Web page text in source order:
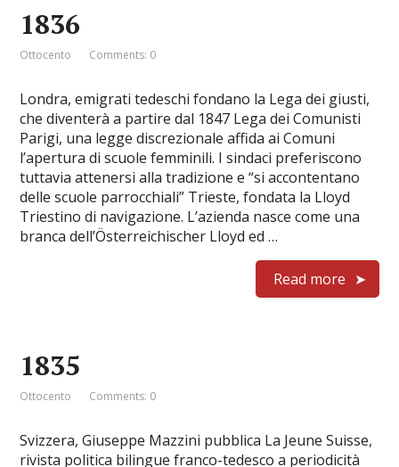
1836
Ottocento Comments: 0
Londra, emigrati tedeschi fondano la Lega dei giusti,
che diventerà a partire dal 1847 Lega dei Comunisti
Parigi, una legge discrezionale affida ai Comuni
l’apertura di scuole femminili. I sindaci preferiscono
tuttavia attenersi alla tradizione e “si accontentano
delle scuole parrocchiali” Trieste, fondata la Lloyd
Triestino di navigazione. L’azienda nasce come una
branca dell’Österreichischer Lloyd ed …
Read more
1835
Ottocento Comments: 0
Svizzera, Giuseppe Mazzini pubblica La Jeune Suisse,
rivista politica bilingue franco-tedesco a periodicità